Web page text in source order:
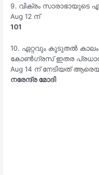
9. വിക്രം സാരാഭായുടെ
Aug 12 ന്
101
10. ഏറ്റവും കൂടുതൽ
കോൺഗ്രസ് ഇതര
Aug 14 ന് നേടിയത്
നരേന്ദ്ര മോദി